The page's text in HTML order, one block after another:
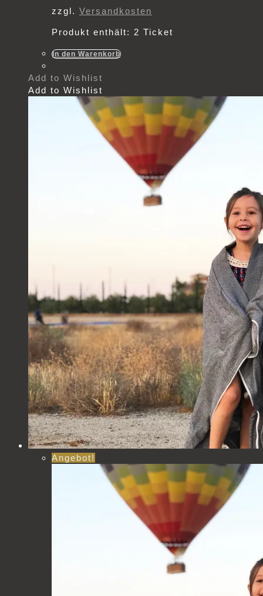
zzgl. Versandkosten
Produkt enthält: 2 Ticket
In den Warenkorb
Add to Wishlist
Add to Wishlist
Angebot!